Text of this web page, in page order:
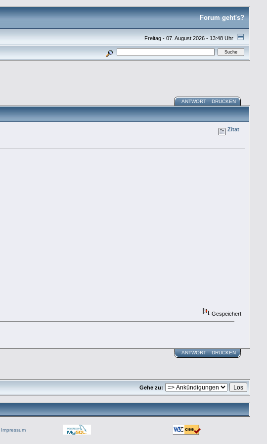
Forum geht's?
Freitag - 07. August 2026 - 13:48 Uhr
ANTWORT DRUCKEN
Zitat
Gespeichert
ANTWORT DRUCKEN
Gehe zu:
Impressum